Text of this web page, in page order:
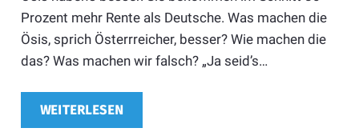
Prozent mehr Rente als Deutsche. Was machen die
Ösis, sprich Österrreicher, besser? Wie machen die
das? Was machen wir falsch? „Ja seid’s…
WEITERLESEN